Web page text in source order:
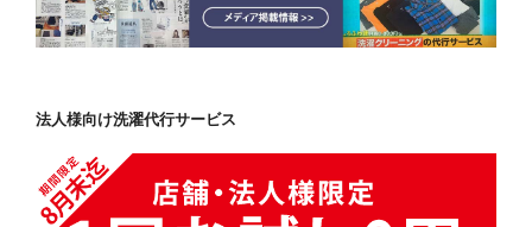
法人様向け洗濯代行サービス